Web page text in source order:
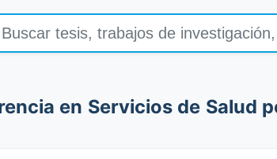
en Servicios de Salud